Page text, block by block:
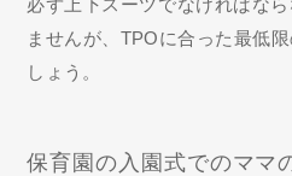
ませんが、TPOに合った最低
しょう。
保育園の入園式でのママ